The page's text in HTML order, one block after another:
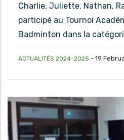
Charlie, Juliette, Nathan,
participé au Tournoi
Badminton dans la
ACTUALITÉS 2024-2025 - 19